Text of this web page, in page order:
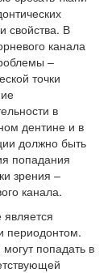
свойства. В
канала
–
точки
в
дентине и в
должно быть
попадания
зрения –
канала.
является
периодонтом.
попадать в